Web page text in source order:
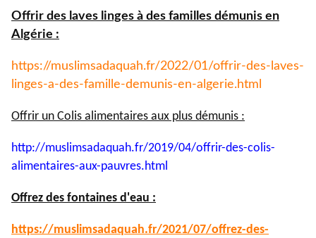
Offrir des laves linges à des familles démunis en
Algérie :
https://muslimsadaquah.fr/2022/01/offrir-des-laves-
linges-a-des-famille-demunis-en-algerie.html
Offrir un Colis alimentaires aux plus démunis :
http://muslimsadaquah.fr/2019/04/offrir-des-colis-
alimentaires-aux-pauvres.html
Offrez des fontaines d'eau :
https://muslimsadaquah.fr/2021/07/offrez-des-